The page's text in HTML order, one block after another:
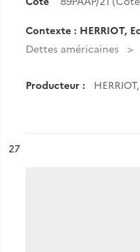
Contexte : HERRIOT,
Dettes américaines
Producteur :
n°
27